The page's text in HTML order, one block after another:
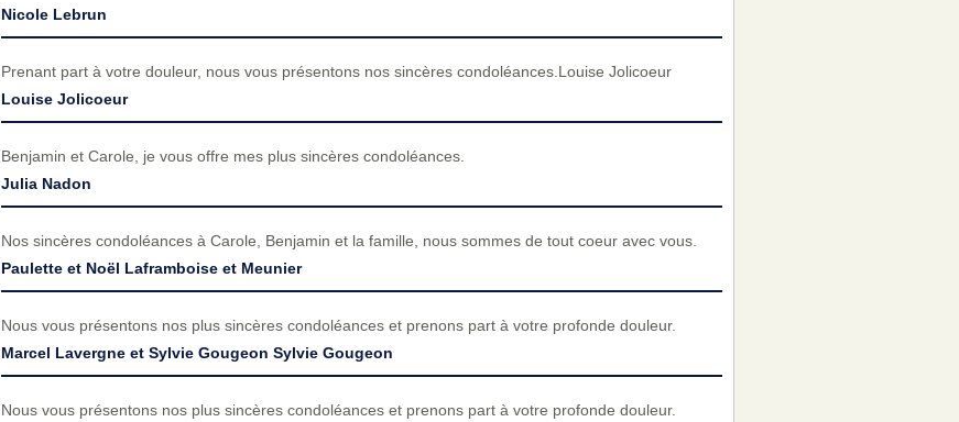
Nicole Lebrun
Prenant part à votre douleur, nous vous présentons nos sincères condoléances.Louise Jolicoeur
Louise Jolicoeur
Benjamin et Carole, je vous offre mes plus sincères condoléances.
Julia Nadon
Nos sincères condoléances à Carole, Benjamin et la famille, nous sommes de tout coeur avec vous.
Paulette et Noël Laframboise et Meunier
Nous vous présentons nos plus sincères condoléances et prenons part à votre profonde douleur.
Marcel Lavergne et Sylvie Gougeon Sylvie Gougeon
Nous vous présentons nos plus sincères condoléances et prenons part à votre profonde douleur.